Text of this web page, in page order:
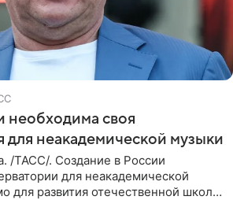
необходима своя
для неакадемической музыки
/ТАСС/. Создание в России
для неакадемической
для развития отечественной школы